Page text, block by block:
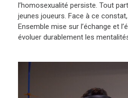
l’homosexualité persiste. Tout
jeunes joueurs. Face à ce
Ensemble mise sur l’échange et
évoluer durablement les